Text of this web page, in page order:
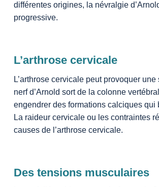
différentes origines, la névralgie
progressive.
L’arthrose cervicale
L’arthrose cervicale peut provoquer
nerf d’Arnold sort de la colonne
engendrer des formations calciques qui
La raideur cervicale ou les contraintes
causes de l’arthrose cervicale.
Des tensions musculaires